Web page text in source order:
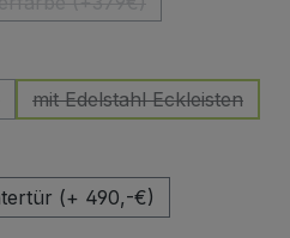
Option ist zurzeit nicht verfügbar.)
zurzeit nicht verfügbar.)
mit Edelstahl Eckleisten
(Diese Option ist
nicht verfügbar.)
(+ 490,-€)